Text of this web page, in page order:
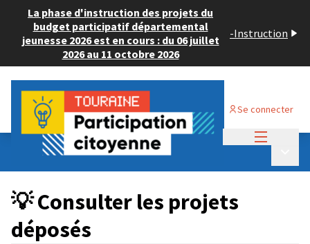
La phase d'instruction des projets du
budget participatif départemental
jeunesse 2026 est en cours : du 06 juillet
2026 au 11 octobre 2026
-Instruction
Se connecter
Budget Participatif JEUNESSE 2024
💡 Consulter les projets déposés
💡 Consulter les projets
déposés